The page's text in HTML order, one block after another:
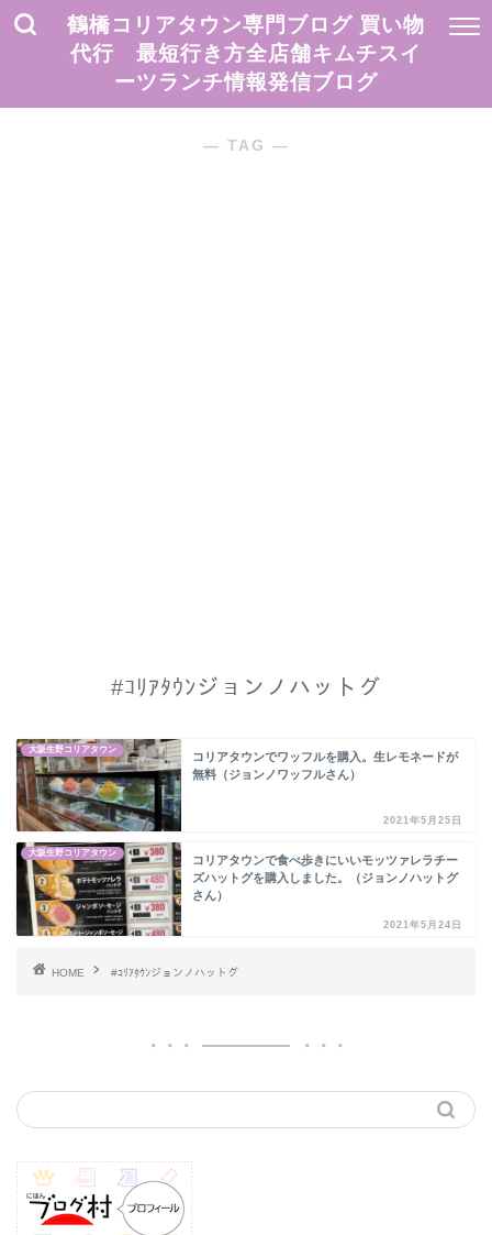
鶴橋コリアタウン専門ブログ 買い物
代行 最短行き方全店舗キムチスイ
ーツランチ情報発信ブログ
― TAG ―
#ｺﾘｱﾀｳﾝジョンノハットグ
大阪生野コリアタウン
コリアタウンでワッフルを購入。生レモネードが
無料（ジョンノワッフルさん）
2021年5月25日
大阪生野コリアタウン
コリアタウンで食べ歩きにいいモッツァレラチー
ズハットグを購入しました。（ジョンノハットグ
さん）
2021年5月24日
HOME #ｺﾘｱﾀｳﾝジョンノハットグ